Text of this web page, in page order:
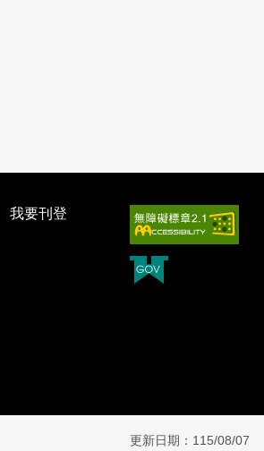
我要刊登
更新日期：115/08/07